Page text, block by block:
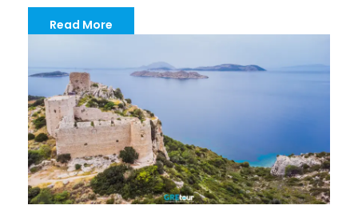
Read More